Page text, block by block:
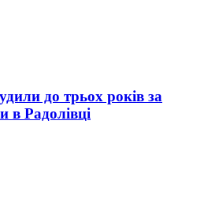
до трьох років за
в Радолівці